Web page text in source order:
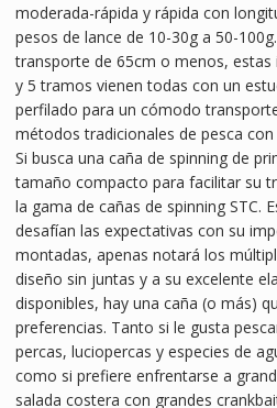
moderada-rápida y rápida con
pesos de lance de 10-30g a 50-
transporte de 65cm o menos,
y 5 tramos vienen todas con un
perfilado para un cómodo
métodos tradicionales de pesca con
Si busca una caña de spinning de
tamaño compacto para facilitar su
la gama de cañas de spinning STC.
desafían las expectativas con su
montadas, apenas notará los
diseño sin juntas y a su excelente
disponibles, hay una caña (o más)
preferencias. Tanto si le gusta
percas, luciopercas y especies de
como si prefiere enfrentarse a
salada costera con grandes